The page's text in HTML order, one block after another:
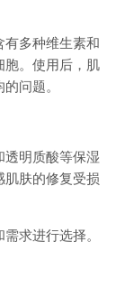
有多种维生素和
胞。使用后，肌
问题。
透明质酸等保湿
肌肤的修复受损
求进行选择。